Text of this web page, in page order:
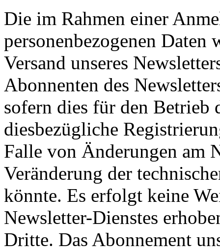
Die im Rahmen einer
personenbezogenen Daten
Versand unseres
Abonnenten des
sofern dies für den Betrieb
diesbezügliche
Falle von Änderungen am
Veränderung der
könnte. Es erfolgt keine
Newsletter-Dienstes
Dritte. Das Abonnement